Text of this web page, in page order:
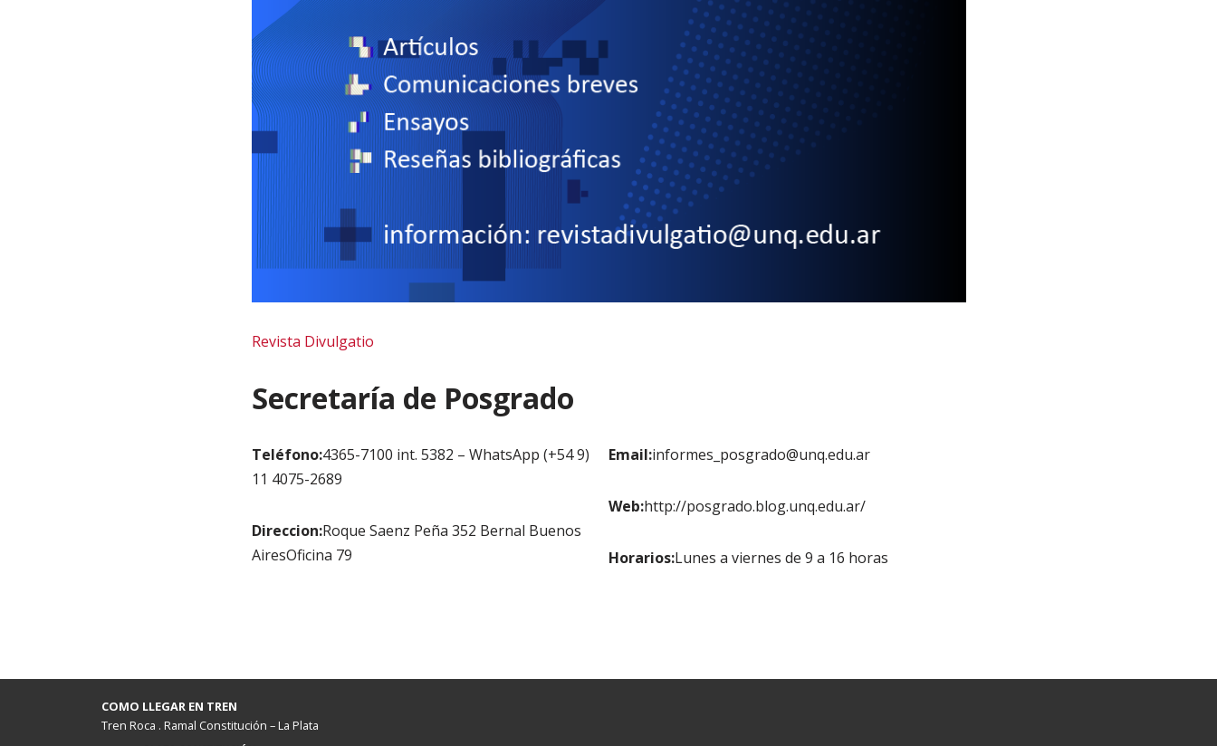
Revista Divulgatio
Secretaría de Posgrado
Teléfono:4365-7100 int. 5382 – WhatsApp (+54 9)
11 4075-2689
Direccion:Roque Saenz Peña 352 Bernal Buenos
AiresOficina 79
Email:informes_posgrado@unq.edu.ar
Web:http://posgrado.blog.unq.edu.ar/
Horarios:Lunes a viernes de 9 a 16 horas
COMO LLEGAR EN TREN
Tren Roca . Ramal Constitución – La Plata